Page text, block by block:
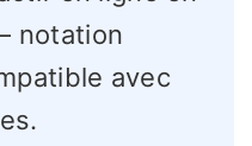
notation
avec